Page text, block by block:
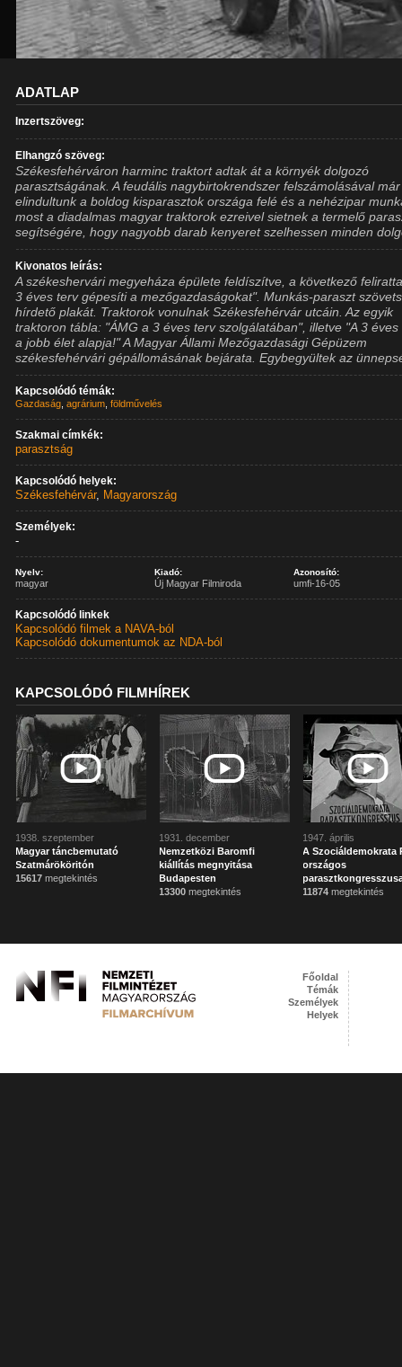
ADATLAP
Inzertszöveg:
Elhangzó szöveg:
Székesfehérváron harminc traktort adtak át a környék dolgozó
parasztságának. A feudális nagybirtokrendszer felszámolásával már
elindultunk a boldog kisparasztok országa felé és a nehézipar
most a diadalmas magyar traktorok ezreivel sietnek a termelő
segítségére, hogy nagyobb darab kenyeret szelhessen minden
Kivonatos leírás:
A székeshervári megyeháza épülete feldíszítve, a következő
3 éves terv gépesíti a mezőgazdaságokat". Munkás-paraszt
hírdető plakát. Traktorok vonulnak Székesfehérvár utcáin. Az egyik
traktoron tábla: "ÁMG a 3 éves terv szolgálatában", illetve "A 3 éves
a jobb élet alapja!" A Magyar Állami Mezőgazdasági Gépüzem
székesfehérvári gépállomásának bejárata. Egybegyültek az
Kapcsolódó témák:
Gazdaság ,agrárium ,földművelés
Szakmai címkék:
parasztság
Kapcsolódó helyek:
Székesfehérvár, Magyarország
Személyek:
-
Nyelv:
magyar
Kiadó:
Új Magyar Filmiroda
Azonosító:
umfi-16-05
Kapcsolódó linkek
Kapcsolódó filmek a NAVA-ból
Kapcsolódó dokumentumok az NDA-ból
KAPCSOLÓDÓ FILMHÍREK
1938. szeptember
Magyar táncbemutató
Szatmárököritón
15617 megtekintés
1931. december
Nemzetközi Baromfi
kiállítás megnyitása
Budapesten
13300 megtekintés
1947. április
A Szociáldemokrata
országos
11874 megtekintés
Főoldal
Témák
Személyek
Helyek